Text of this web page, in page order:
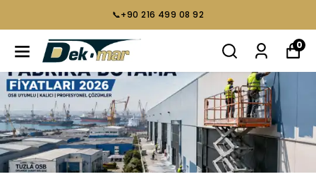
📞+90 216 499 08 92
0